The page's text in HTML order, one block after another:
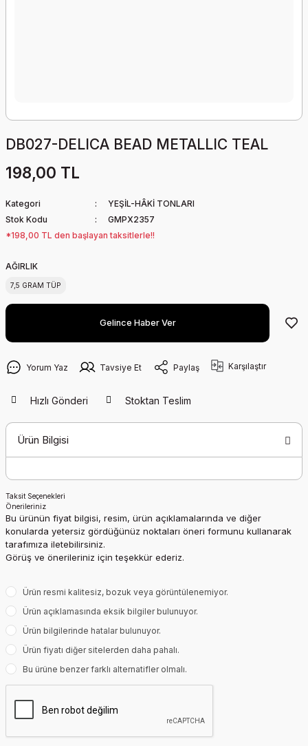
DB027-DELICA BEAD METALLIC TEAL
198,00 TL
Kategori
YEŞİL-HÂKİ TONLARI
Stok Kodu
GMPX2357
*198,00 TL den başlayan taksitlerle!!
AĞIRLIK
7,5 GRAM TÜP
Gelince Haber Ver
Yorum Yaz Tavsiye Et Paylaş Karşılaştır
Hızlı Gönderi Stoktan Teslim
Ürün Bilgisi
Taksit Seçenekleri
Önerileriniz
Bu ürünün fiyat bilgisi, resim, ürün açıklamalarında ve diğer
konularda yetersiz gördüğünüz noktaları öneri formunu kullanarak
tarafımıza iletebilirsiniz.
Görüş ve önerileriniz için teşekkür ederiz.
Ürün resmi kalitesiz, bozuk veya görüntülenemiyor.
Ürün açıklamasında eksik bilgiler bulunuyor.
Ürün bilgilerinde hatalar bulunuyor.
Ürün fiyatı diğer sitelerden daha pahalı.
Bu ürüne benzer farklı alternatifler olmalı.